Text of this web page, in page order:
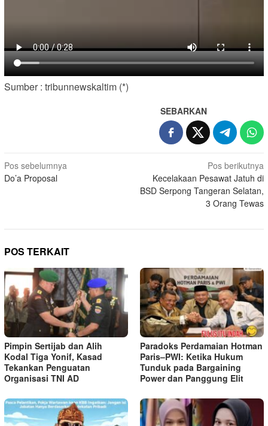
Sumber : tribunnewskaltim (*)
SEBARKAN
Navigasi
pos
Pos sebelumnya
Do’a Proposal
Pos berikutnya
Kecelakaan Pesawat Jatuh di
BSD Serpong Tangeran Selatan,
3 Orang Tewas
POS TERKAIT
Pimpin Sertijab dan Alih
Kodal Tiga Yonif, Kasad
Tekankan Penguatan
Organisasi TNI AD
Paradoks Perdamaian Hotman
Paris–PWI: Ketika Hukum
Tunduk pada Bargaining
Power dan Panggung Elit